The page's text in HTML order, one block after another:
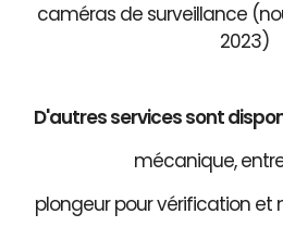
caméras de surveillance
2023)
D'autres services sont
mécanique,
plongeur pour vérification